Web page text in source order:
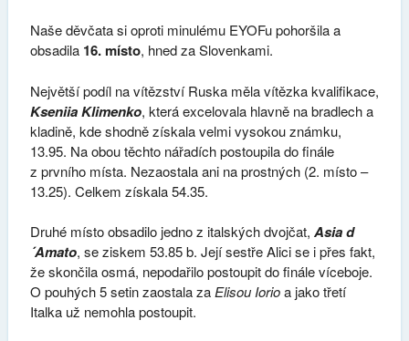
Naše děvčata si oproti minulému EYOFu pohoršila a
obsadila 16. místo, hned za Slovenkami.
Největší podíl na vítězství Ruska měla vítězka kvalifikace,
Kseniia Klimenko, která excelovala hlavně na bradlech a
kladině, kde shodně získala velmi vysokou známku,
13.95. Na obou těchto nářadích postoupila do finále
z prvního místa. Nezaostala ani na prostných (2. místo –
13.25). Celkem získala 54.35.
Druhé místo obsadilo jedno z italských dvojčat, Asia d
´Amato, se ziskem 53.85 b. Její sestře Alici se i přes fakt,
že skončila osmá, nepodařilo postoupit do finále víceboje.
O pouhých 5 setin zaostala zaElisou Iorioa jako třetí
Italka už nemohla postoupit.